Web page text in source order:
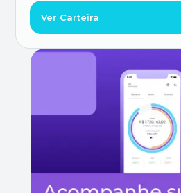
Ver Carteira